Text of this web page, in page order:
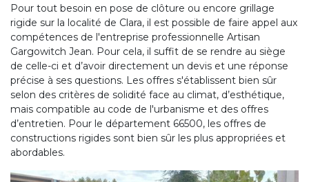
Pour tout besoin en pose de clôture ou encore grillage
rigide sur la localité de Clara, il est possible de faire appel aux
compétences de l'entreprise professionnelle Artisan
Gargowitch Jean. Pour cela, il suffit de se rendre au siège
de celle-ci et d’avoir directement un devis et une réponse
précise à ses questions. Les offres s'établissent bien sûr
selon des critères de solidité face au climat, d’esthétique,
mais compatible au code de l'urbanisme et des offres
d’entretien. Pour le département 66500, les offres de
constructions rigides sont bien sûr les plus appropriées et
abordables.